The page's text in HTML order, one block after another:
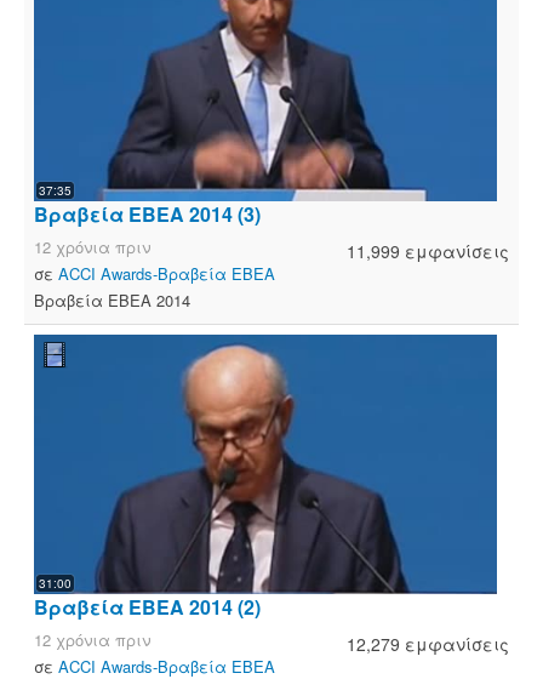
37:35
Βραβεία ΕΒΕΑ 2014 (3)
11,999 εμφανίσεις
12 χρόνια πριν
σε ACCI Awards-Βραβεία ΕΒΕΑ
Βραβεία ΕΒΕΑ 2014
31:00
Βραβεία ΕΒΕΑ 2014 (2)
12,279 εμφανίσεις
12 χρόνια πριν
σε ACCI Awards-Βραβεία ΕΒΕΑ